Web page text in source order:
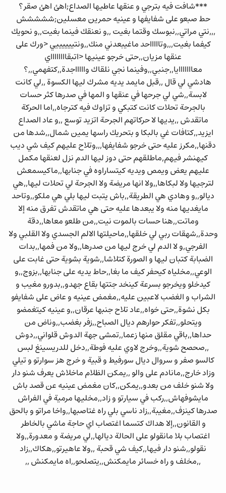
***شافت فيه بترجي و عنقها عاطيها الصداع;اهئ اهئ صقر؟
حط صبعو على شفايفها و عينيه حمرين معسلين;ششششش
,,,نتي مراتي,,نبوسك وقتما بغيت ,,و نعنقك فينما بغيت,,و نحويك
كيفما بغيت,,,وتاااااحد ماغيبعدني منك,,ونتييييييي <ورك على
عنقها مزيان,,حتى خرجو عينيها <اتبقااااااااي
معااااااايا,,جنبي,,وفينما نجي نلقاك واااااجدة,,كتفهمي,,؟
هادشي لي قال ,,قبل مايمد يديه مشرك ليها الكسوة ,,لي كانت
لابسة,,شي لي جرحها في عنقها و المها في صدرها كثر حسات
بالجرحة تحلات كانت كتبكي و تزاوك فيه كترجاه,,اما الحركة
ماتقدش ,,يديها لا حركاتهم الجرحة اتزيد توسع ,,و عاد الصداع
ايزيد,,كتافات غي بالبكا و بتحريك راسها يمين شمال,,شدها من
دقنها,,مكرز عليه حتى خرجو شفايفها,,,وتلاح عليهم كيف شي ديب
كيهنشر فيهم,ماطلقهم حتى دوز ليها الدم نزل لعنقها مكمل
عليهم يعض ويمص ويديه كيتساراوه في جنابها,,ماكيسمعش
لترجيها ولا لبكاها,,ولا انها مريضة ولا الجرحة لي تحلات ليها,,هي
ديالو,,و وهادي هي الطريقة,,باش يتبت ليها بلي هي ملكو,,وتاحد
مايغديها منه ولا يبعدها عليه حتى هي ماتقدش تفرق منه إلا
وماتت,,هنا حسات بالموت نيت,,من طلعو معاها,,دقة
وحدة,,شهقات ربي لي خلقها,,ماحيلتها الالم الجسدي ولا القلبي ولا
الفرجي,و لا الدم لي خرج ليها من صدرها,,ولا من فمها,,بدات
الضبابة كتبان ليها و الصورة كتلاشا,,شوية بشوية حتى غابت على
الوعي,,مخلياه كيحفر كيف ما بغا,,حاط يديه على جنابها,,بزوج,,و
كيدخلو ويخرجو بسرعة كينخد جتتها بقاع جهدو,,بدورو مغيب و
الشراب و الغضب لاعبين عليه,,مغمض عينيه و عاض على شفايفو
بكل نشوة,,حتى خواه,,عاد تلاح جنبها عرقان,,و عينيه كيتغمضو
ويتحلو,,تفكر حوارهم ديال الصباح,,زفر بغضب,,وناض من
حداها,,باقي مقلق منها زعما,,تمشى جهة الدوش قلواني,,دوش
,,صحصح شوية,,وخرج لاوي عليه فوطة,,دخل للدريسينغ لبس
كالسو صفر و سروال ديال سورفيط و قبية و خرج هز سوارتو و تيلي
وزاد خارج,,مانادم على والو ,,يمكن الظلام ماخلاش يعرف شنو دار
ولا شنو خلف من بعدو,,يمكن,,كان مغمض عينيه عن قصد باش
مايشوفهاش,,ركب في سيارتو و زاد,,مخليها مرمية في الفراش
صدرها كينزف,,مغيبة,,زاد ناسي بلي راه غتاصبها,,واخا مراتو و بالحق
و القانون,,إلا هداك كتسما اغتصاب اي حاجة ماشي بالخاطر
اغتصاب بلا مانقولو على الحالة ديالها,,لي مريضة و معدورة,,ولا
نقولو,,شنو دار فيها,,كيف شي قحبة ,,ولا عاهيرتو,,هكاك,,زاد
,,مخلف و راه خسائر مايمكنش,,يتصلحو,,اه مايمكنش ,,